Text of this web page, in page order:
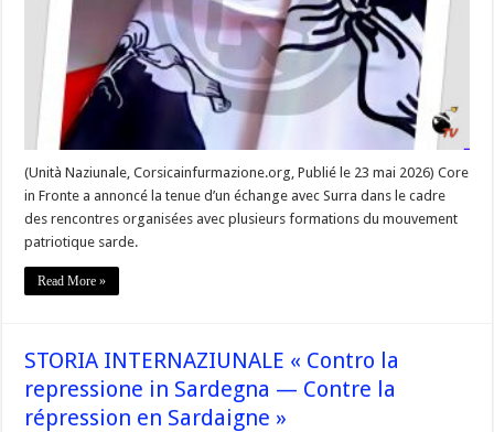
militants
indépendantistes
sardes »
(Unità Naziunale, Corsicainfurmazione.org, Publié le 23 mai 2026) Core
in Fronte a annoncé la tenue d’un échange avec Surra dans le cadre
des rencontres organisées avec plusieurs formations du mouvement
patriotique sarde.
Read More »
STORIA INTERNAZIUNALE « Contro la
repressione in Sardegna — Contre la
répression en Sardaigne »